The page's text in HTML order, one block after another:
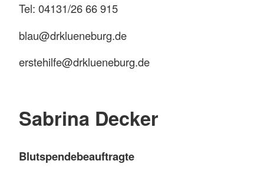
Tel: 04131/26 66 915
blau@drklueneburg.de
erstehilfe@drklueneburg.de
Sabrina Decker
Blutspendebeauftragte